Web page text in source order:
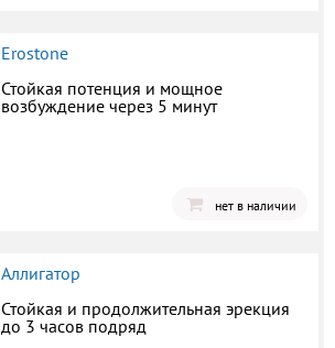
Erostone
Стойкая потенция и мощное
возбуждение через 5 минут
нет в наличии
Аллигатор
Стойкая и продолжительная эрекция
до 3 часов подряд